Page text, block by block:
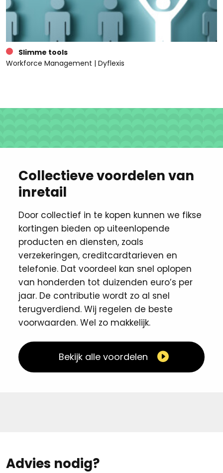
Slimme tools
Workforce Management | Dyflexis
Collectieve voordelen van
inretail
Door collectief in te kopen kunnen we fikse
kortingen ​bieden op uiteenlopende
producten en diensten, zoals
verzekeringen, creditcardtarieven en
telefonie. Dat voordeel kan snel oplopen
van honderden tot duizenden euro’s per
jaar. De contributie wordt zo al snel
terugverdiend. Wij regelen de beste
voorwaarden. Wel zo makkelijk. ​
Bekijk alle voordelen
Advies nodig?